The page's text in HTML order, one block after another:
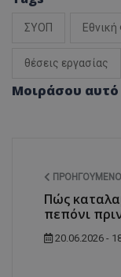
ΣΥΟΠ
θέσεις εργασίας
Μοιράσου
Πώς
πεπόνι
20.06.2026 -